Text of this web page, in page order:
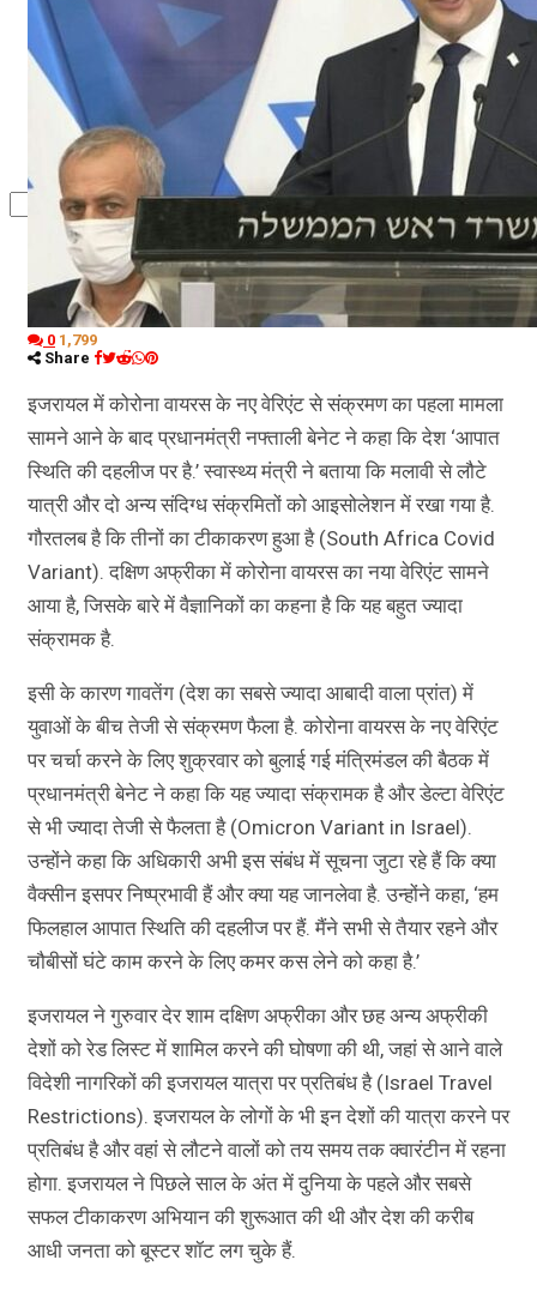
कृषि
विज्ञान तकनीकी
0 1,799
Share
इजरायल में कोरोना वायरस के नए वेरिएंट से संक्रमण का पहला मामला
सामने आने के बाद प्रधानमंत्री नफ्ताली बेनेट ने कहा कि देश ‘आपात
स्थिति की दहलीज पर है.’ स्वास्थ्य मंत्री ने बताया कि मलावी से लौटे
यात्री और दो अन्य संदिग्ध संक्रमितों को आइसोलेशन में रखा गया है.
गौरतलब है कि तीनों का टीकाकरण हुआ है (South Africa Covid
Variant). दक्षिण अफ्रीका में कोरोना वायरस का नया वेरिएंट सामने
आया है, जिसके बारे में वैज्ञानिकों का कहना है कि यह बहुत ज्यादा
संक्रामक है.
इसी के कारण गावतेंग (देश का सबसे ज्यादा आबादी वाला प्रांत) में
युवाओं के बीच तेजी से संक्रमण फैला है. कोरोना वायरस के नए वेरिएंट
पर चर्चा करने के लिए शुक्रवार को बुलाई गई मंत्रिमंडल की बैठक में
प्रधानमंत्री बेनेट ने कहा कि यह ज्यादा संक्रामक है और डेल्टा वेरिएंट
से भी ज्यादा तेजी से फैलता है (Omicron Variant in Israel).
उन्होंने कहा कि अधिकारी अभी इस संबंध में सूचना जुटा रहे हैं कि क्या
वैक्सीन इसपर निष्प्रभावी हैं और क्या यह जानलेवा है. उन्होंने कहा, ‘हम
फिलहाल आपात स्थिति की दहलीज पर हैं. मैंने सभी से तैयार रहने और
चौबीसों घंटे काम करने के लिए कमर कस लेने को कहा है.’
इजरायल ने गुरुवार देर शाम दक्षिण अफ्रीका और छह अन्य अफ्रीकी
देशों को रेड लिस्ट में शामिल करने की घोषणा की थी, जहां से आने वाले
विदेशी नागरिकों की इजरायल यात्रा पर प्रतिबंध है (Israel Travel
Restrictions). इजरायल के लोगों के भी इन देशों की यात्रा करने पर
प्रतिबंध है और वहां से लौटने वालों को तय समय तक क्वारंटीन में रहना
होगा. इजरायल ने पिछले साल के अंत में दुनिया के पहले और सबसे
सफल टीकाकरण अभियान की शुरूआत की थी और देश की करीब
आधी जनता को बूस्टर शॉट लग चुके हैं.